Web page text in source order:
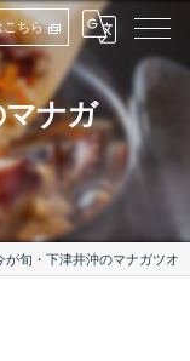
こちら
マナガ
が旬・下津井沖のマナガツオ